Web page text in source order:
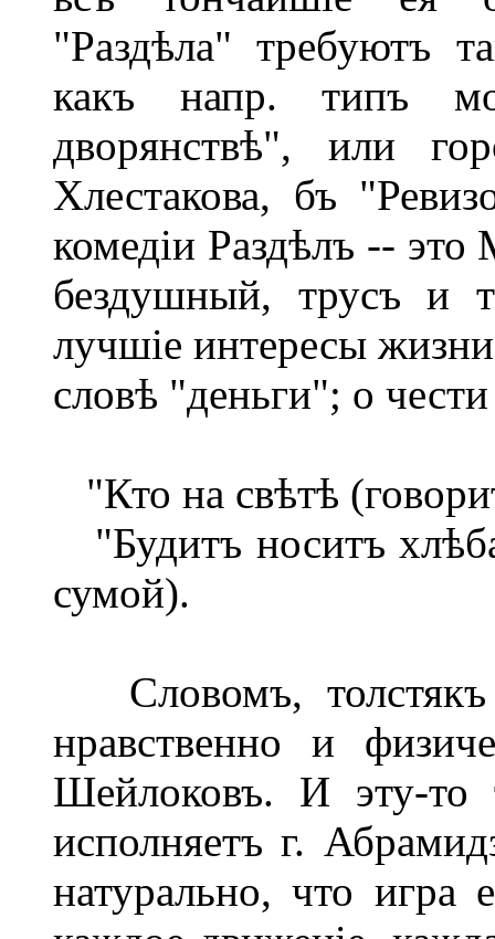
"Раздѣла" требуютъ
какъ напр. типъ
дворянствѣ", или
Хлестакова, бъ
комедіи Раздѣлъ --
бездушный, трусъ и
лучшіе интересы
словѣ "деньги"; о
"Кто на свѣтѣ
"Будитъ носитъ
сумой).
Словомъ,
нравственно и
Шейлоковъ. И эту-то
исполняетъ г.
натурально, что игра